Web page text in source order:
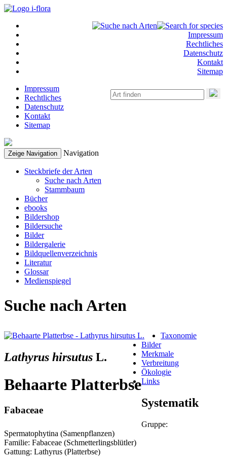
Impressum
Rechtliches
Datenschutz
Kontakt
Sitemap
Impressum
Rechtliches
Datenschutz
Kontakt
Sitemap
Zeige Navigation Navigation
Steckbriefe der Arten
Suche nach Arten
Stammbaum
Bücher
ebooks
Bildershop
Bildersuche
Bilder
Bildergalerie
Bildquellenverzeichnis
Literatur
Glossar
Medienspiegel
Suche nach Arten
Lathyrus hirsutus L.
Behaarte Platterbse
Fabaceae
Taxonomie
Bilder
Merkmale
Verbreitung
Ökologie
Links
Systematik
Gruppe:
Spermatophytina (Samenpflanzen)
Familie: Fabaceae (Schmetterlingsblütler)
Gattung: Lathyrus (Platterbse)